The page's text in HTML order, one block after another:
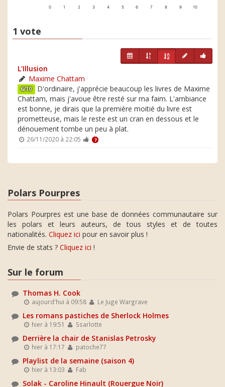
0 1 2 3 4 5 6 7 8 9 10
1 vote
L'Illusion
Maxime Chattam
6/10 D'ordinaire, j'apprécie beaucoup les livres de Maxime
Chattam, mais j'avoue être resté sur ma faim. L'ambiance
est bonne, je dirais que la première moitié du livre est
prometteuse, mais le reste est un cran en dessous et le
dénouement tombe un peu à plat.
26/11/2020 à 22:05 7
Polars Pourpres
Polars Pourpres est une base de données communautaire sur
les polars et leurs auteurs, de tous styles et de toutes
nationalités. Cliquez ici pour en savoir plus !
Envie de stats ? Cliquez ici !
Sur le forum
Thomas H. Cook
aujourd'hui à 09:58 Le Juge Wargrave
Les romans pastiches de Sherlock Holmes
hier à 19:51 Ssarlotte
Derrière la chair de Stanislas Petrosky
hier à 17:17 patoche77
Playlist de la semaine (saison 4)
hier à 13:03 Fab
Solak - Caroline Hinault (Rouergue Noir)